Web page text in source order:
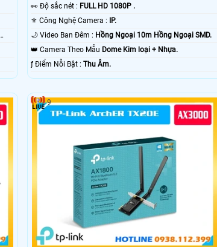
️👀 Độ sắc nét : FULL HD 1080P .
⚜️ Công Nghệ Camera : IP.
🌙 Video Ban Đêm : Hồng Ngoại 10m Hồng Ngoại SMD.
👑 Camera Theo Mẫu Dome Kim loại + Nhựa.
️ƒ Điểm Nỗi Bật : Thu Âm.
9